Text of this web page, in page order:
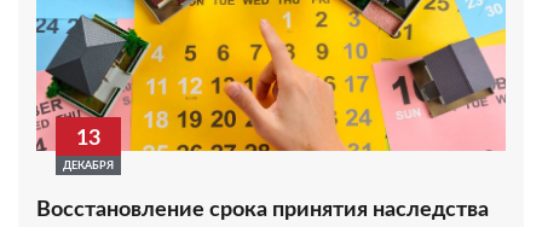
13
ДЕКАБРЯ
Восстановление срока принятия наследства